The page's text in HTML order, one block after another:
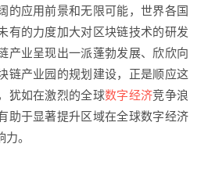
的应用前景和无限可能，世界各国
有的力度加大对区块链技术的研发
产业呈现出一派蓬勃发展、欣欣向
链产业园的规划建设，正是顺应这
犹如在激烈的全球数字经济竞争浪
助于显著提升区域在全球数字经济
。